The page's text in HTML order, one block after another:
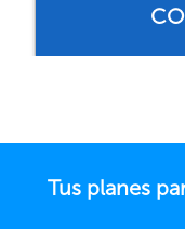
Tus planes